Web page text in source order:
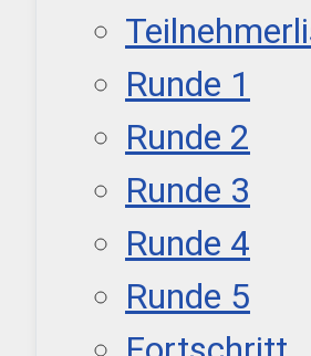
Runde 1
Runde 2
Runde 3
Runde 4
Runde 5